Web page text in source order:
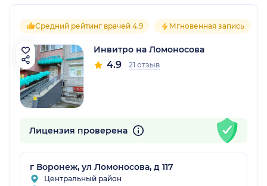
Средний рейтинг врачей 4.9 Мгновенная запись
Инвитро на Ломоносова
4.9 21 отзыв
Лицензия проверена
г Воронеж, ул Ломоносова, д 117
Центральный район